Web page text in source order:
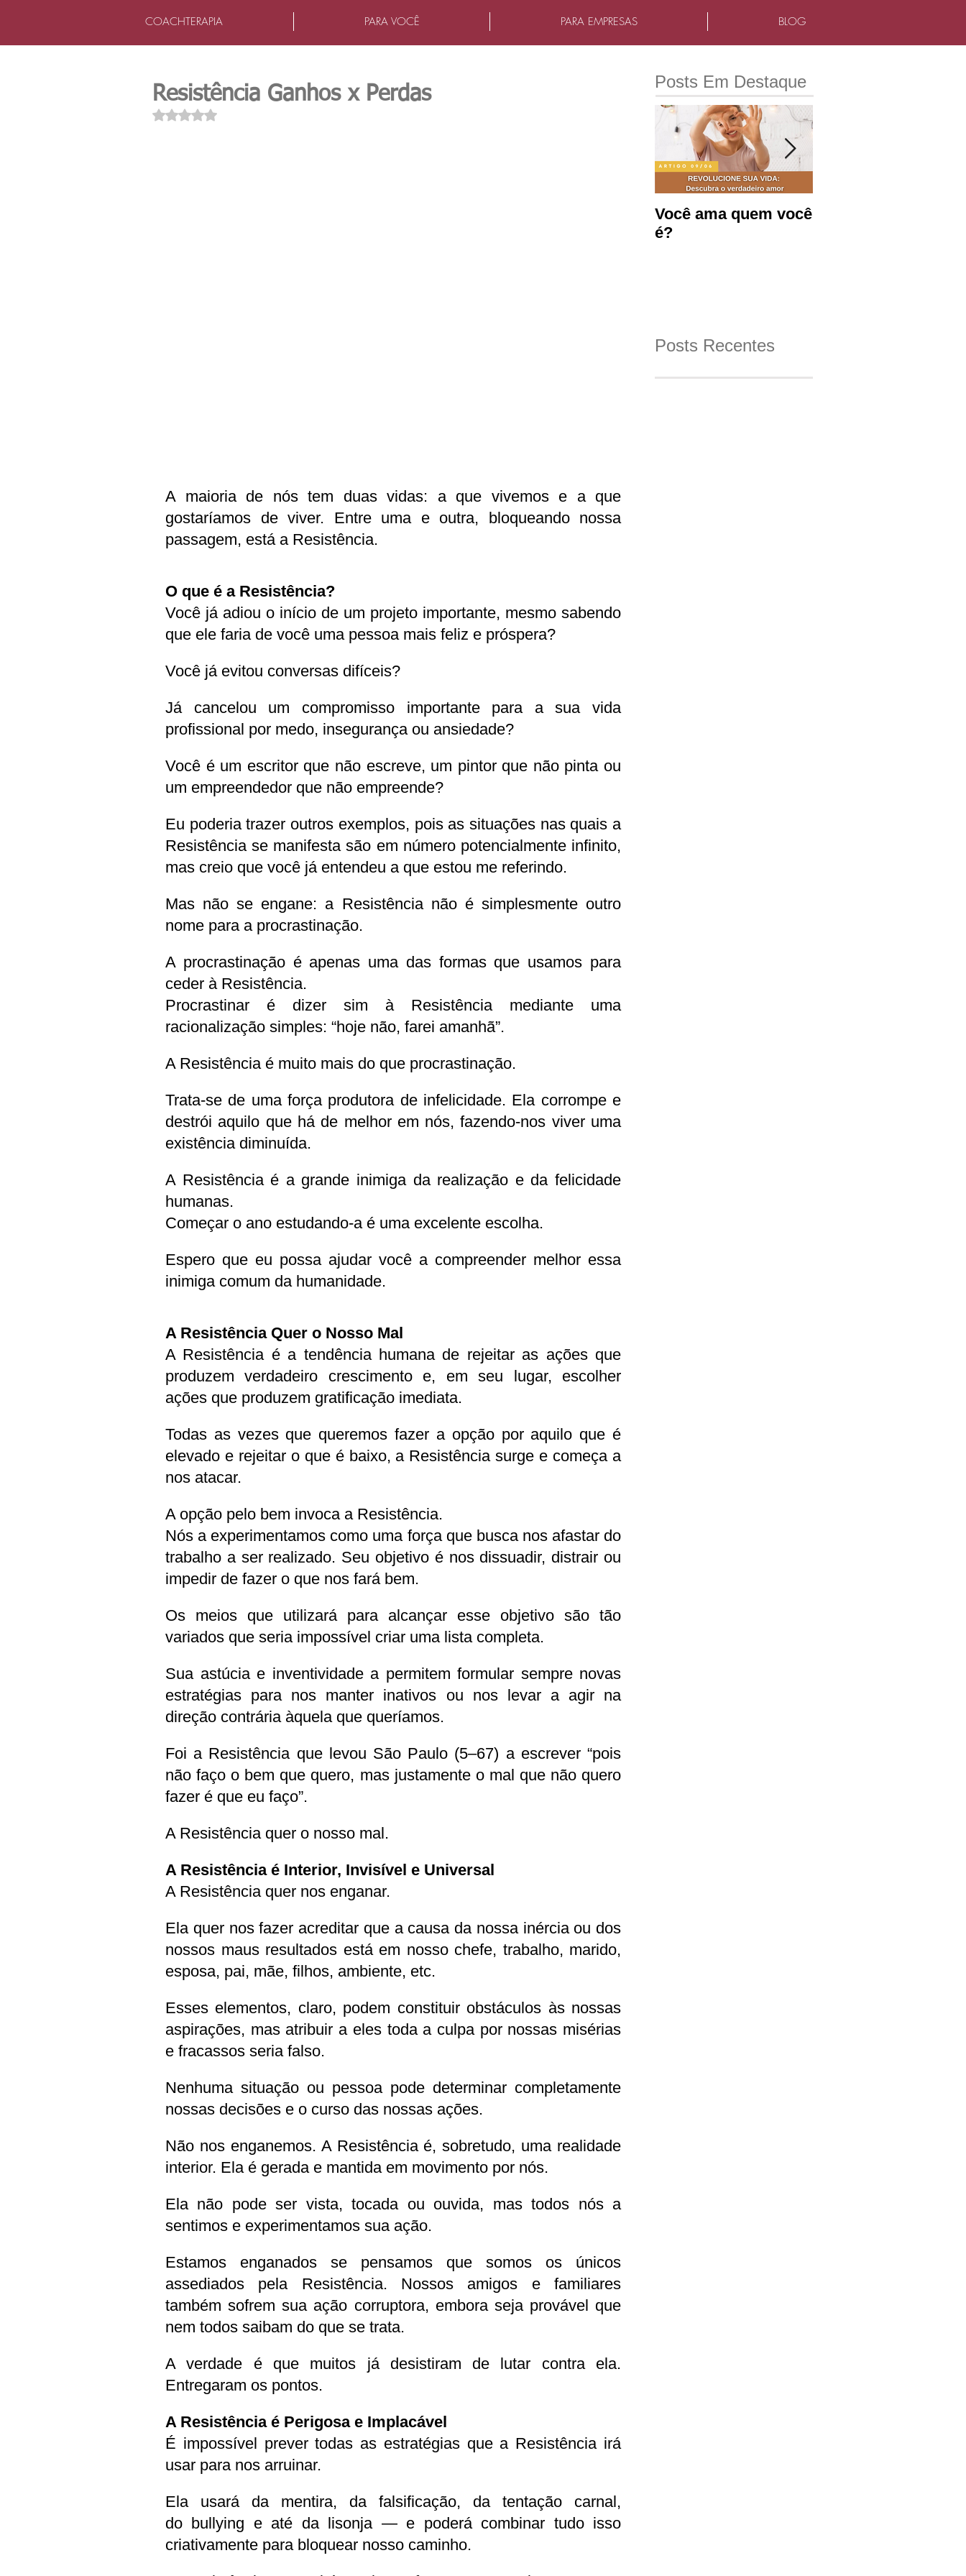
COACHTERAPIA PARA VOCÊ PARA EMPRESAS BLOG
Resistência Ganhos x Perdas
Avaliado com NaN de 5 estrelas.
A maioria de nós tem duas vidas: a que vivemos e a que
gostaríamos de viver. Entre uma e outra, bloqueando nossa
passagem, está a Resistência.
O que é a Resistência?
Você já adiou o início de um projeto importante, mesmo sabendo
que ele faria de você uma pessoa mais feliz e próspera?
Você já evitou conversas difíceis?
Já cancelou um compromisso importante para a sua vida
profissional por medo, insegurança ou ansiedade?
Você é um escritor que não escreve, um pintor que não pinta ou
um empreendedor que não empreende?
Eu poderia trazer outros exemplos, pois as situações nas quais a
Resistência se manifesta são em número potencialmente infinito,
mas creio que você já entendeu a que estou me referindo.
Mas não se engane: a Resistência não é simplesmente outro
nome para a procrastinação.
A procrastinação é apenas uma das formas que usamos para
ceder à Resistência.
Procrastinar é dizer sim à Resistência mediante uma
racionalização simples: “hoje não, farei amanhã”.
A Resistência é muito mais do que procrastinação.
Trata-se de uma força produtora de infelicidade. Ela corrompe e
destrói aquilo que há de melhor em nós, fazendo-nos viver uma
existência diminuída.
A Resistência é a grande inimiga da realização e da felicidade
humanas.
Começar o ano estudando-a é uma excelente escolha.
Espero que eu possa ajudar você a compreender melhor essa
inimiga comum da humanidade.
A Resistência Quer o Nosso Mal
A Resistência é a tendência humana de rejeitar as ações que
produzem verdadeiro crescimento e, em seu lugar, escolher
ações que produzem gratificação imediata.
Todas as vezes que queremos fazer a opção por aquilo que é
elevado e rejeitar o que é baixo, a Resistência surge e começa a
nos atacar.
A opção pelo bem invoca a Resistência.
Nós a experimentamos como uma força que busca nos afastar do
trabalho a ser realizado. Seu objetivo é nos dissuadir, distrair ou
impedir de fazer o que nos fará bem.
Os meios que utilizará para alcançar esse objetivo são tão
variados que seria impossível criar uma lista completa.
Sua astúcia e inventividade a permitem formular sempre novas
estratégias para nos manter inativos ou nos levar a agir na
direção contrária àquela que queríamos.
Foi a Resistência que levou São Paulo (5–67) a escrever “pois
não faço o bem que quero, mas justamente o mal que não quero
fazer é que eu faço”.
A Resistência quer o nosso mal.
A Resistência é Interior, Invisível e Universal
A Resistência quer nos enganar.
Ela quer nos fazer acreditar que a causa da nossa inércia ou dos
nossos maus resultados está em nosso chefe, trabalho, marido,
esposa, pai, mãe, filhos, ambiente, etc.
Esses elementos, claro, podem constituir obstáculos às nossas
aspirações, mas atribuir a eles toda a culpa por nossas misérias
e fracassos seria falso.
Nenhuma situação ou pessoa pode determinar completamente
nossas decisões e o curso das nossas ações.
Não nos enganemos. A Resistência é, sobretudo, uma realidade
interior. Ela é gerada e mantida em movimento por nós.
Ela não pode ser vista, tocada ou ouvida, mas todos nós a
sentimos e experimentamos sua ação.
Estamos enganados se pensamos que somos os únicos
assediados pela Resistência. Nossos amigos e familiares
também sofrem sua ação corruptora, embora seja provável que
nem todos saibam do que se trata.
A verdade é que muitos já desistiram de lutar contra ela.
Entregaram os pontos.
A Resistência é Perigosa e Implacável
É impossível prever todas as estratégias que a Resistência irá
usar para nos arruinar.
Ela usará da mentira, da falsificação, da tentação carnal,
do bullying e até da lisonja — e poderá combinar tudo isso
criativamente para bloquear nosso caminho.
Posts Em Destaque
Você ama quem você
é?
Posts Recentes